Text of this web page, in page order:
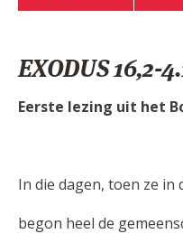
EXODUS 16,2-
Eerste lezing uit het
In die dagen, toen ze in
begon heel de